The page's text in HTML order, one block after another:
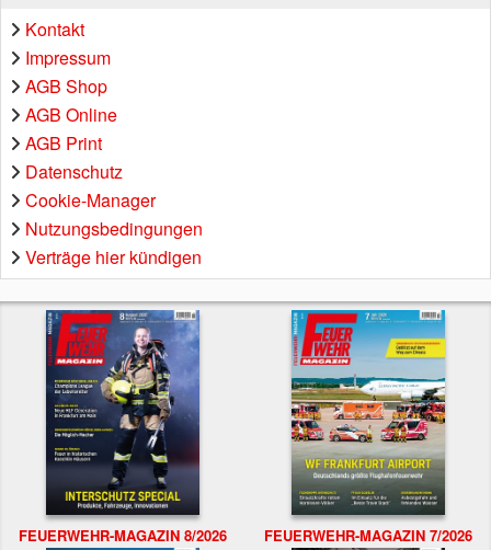
Kontakt
Impressum
AGB Shop
AGB Online
AGB Print
Datenschutz
Cookie-Manager
Nutzungsbedingungen
Verträge hier kündigen
FEUERWEHR-MAGAZIN 8/2026 FEUERWEHR-MAGAZIN 7/2026